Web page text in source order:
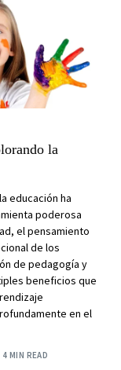
la
educación ha
poderosa
el pensamiento
de los
de pedagogía y
beneficios que
en el
4 MIN READ